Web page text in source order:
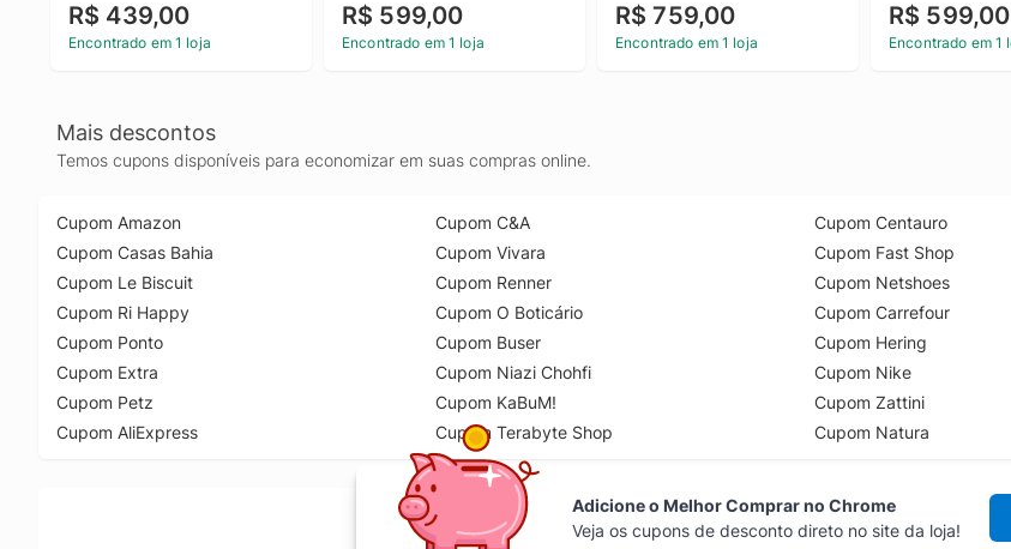
Leg Com Cadarço Calvin
Klein Jeans Azul Claro 6
R$ 439,00
Encontrado em 1 loja
Cropped Straight Calvin
Klein Jeans Marinho 40
R$ 599,00
Encontrado em 1 loja
Klein Jeans Amarelo
Manteiga 38
R$ 759,00
Encontrado em 1 loja
Texturizada
Jeans Verde
R$ 599,00
Encontrado em 1
Mais descontos
Temos cupons disponíveis para economizar em suas compras online.
Cupom Amazon
Cupom Casas Bahia
Cupom Le Biscuit
Cupom Ri Happy
Cupom Ponto
Cupom Extra
Cupom Petz
Cupom AliExpress
Cupom C&A
Cupom Vivara
Cupom Renner
Cupom O Boticário
Cupom Buser
Cupom Niazi Chohfi
Cupom KaBuM!
Cupom Terabyte Shop
Cupom Centauro
Cupom Fast Shop
Cupom Netshoes
Cupom Carrefour
Cupom Hering
Cupom Nike
Cupom Zattini
Cupom Natura
Adicione o Melhor Comprar no Chrome
Veja os cupons de desconto direto no site da loja!